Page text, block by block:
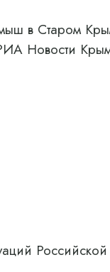
в Старом
Новости